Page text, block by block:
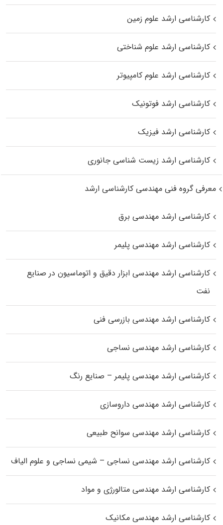
کارشناسی ارشد علوم زمین
کارشناسی ارشد علوم شناختی
کارشناسی ارشد علوم کامپیوتر
کارشناسی ارشد فوتونیک
کارشناسی ارشد فیزیک
کارشناسی ارشد زیست‌ شناسی جانوری
معرفی گروه فنی مهندسی کارشناسی ارشد
کارشناسی ارشد مهندسی برق
کارشناسی ارشد مهندسی پلیمر
کارشناسی ارشد مهندسی ابزار دقیق و اتوماسیون در صنایع
نفت
کارشناسی ارشد مهندسی بازرسی فنی
کارشناسی ارشد مهندسی نساجی
کارشناسی ارشد مهندسی پلیمر – صنایع رنگ
کارشناسی ارشد مهندسی داروسازی
کارشناسی ارشد مهندسی سوانح طبیعی
کارشناسی ارشد مهندسی نساجی – شیمی نساجی و علوم الیاف
کارشناسی ارشد مهندسی متالورژی و مواد
کارشناسی ارشد مهندسی مکانیک